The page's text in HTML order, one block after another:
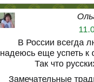
В России всегда
надеюсь еще успеть к
Так что
Замечательные